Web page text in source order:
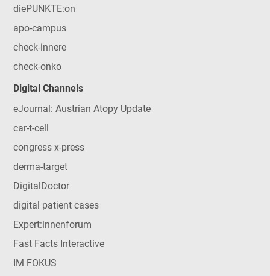
diePUNKTE:on
apo-campus
check-innere
check-onko
Digital Channels
eJournal: Austrian Atopy Update
car-t-cell
congress x-press
derma-target
DigitalDoctor
digital patient cases
Expert:innenforum
Fast Facts Interactive
IM FOKUS